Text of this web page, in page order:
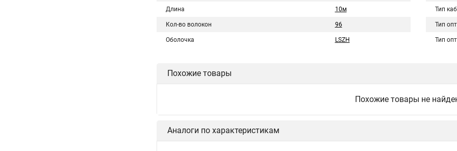
Длина 10м
Кол-во волокон 96
Оболочка LSZH
Тип
Тип
Тип
Похожие товары
Похожие товары не
Аналоги по характеристикам